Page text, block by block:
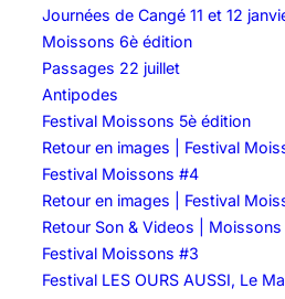
Journées de Cangé 11 et 12
Moissons 6è édition
Passages 22 juillet
Antipodes
Festival Moissons 5è édition
Retour en images | Festival
Festival Moissons #4
Retour en images | Festival
Retour Son & Videos |
Festival Moissons #3
Festival LES OURS AUSSI, Le